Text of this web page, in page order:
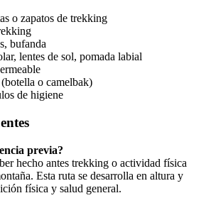
o zapatos de trekking
bufanda
lentes de sol, pomada labial
o camelbak)
de higiene
previa?
hecho antes trekking o actividad física
Esta ruta se desarrolla en altura y
física y salud general.